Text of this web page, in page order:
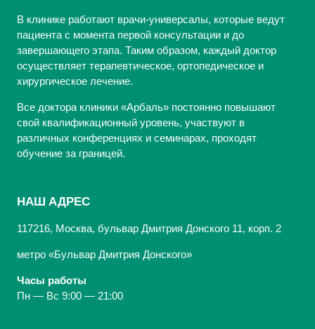
В клинике работают врачи-универсалы, которые ведут
пациента с момента первой консультации и до
завершающего этапа. Таким образом, каждый доктор
осуществляет терапевтическое, ортопедическое и
хирургическое лечение.
Все доктора клиники «Арбаль» постоянно повышают
свой квалификационный уровень, участвуют в
различных конференциях и семинарах, проходят
обучение за границей.
НАШ АДРЕС
117216, Москва, бульвар Дмитрия Донского 11, корп. 2
метро «Бульвар Дмитрия Донского»
Часы работы
Пн — Вс 9:00 — 21:00